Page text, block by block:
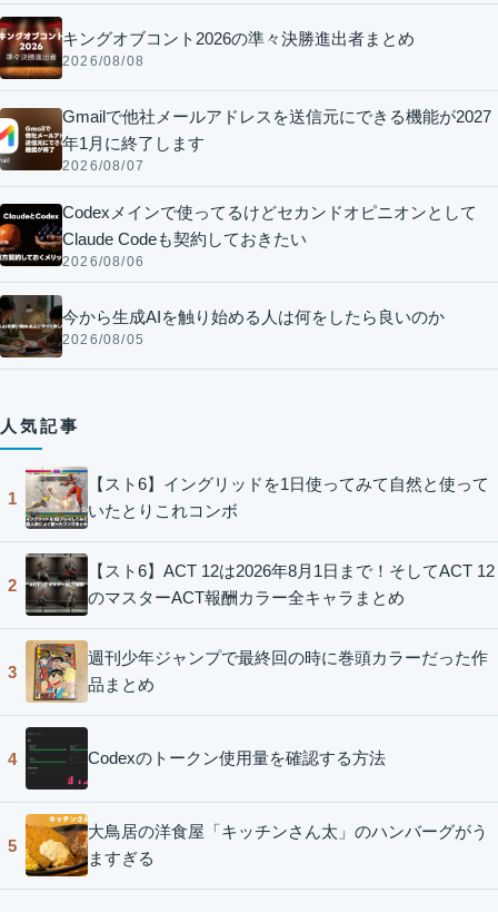
キングオブコント2026の準々決勝進出者まとめ
2026/08/08
Gmailで他社メールアドレスを送信元にできる機能が2027
年1月に終了します
2026/08/07
Codexメインで使ってるけどセカンドオピニオンとして
Claude Codeも契約しておきたい
2026/08/06
今から生成AIを触り始める人は何をしたら良いのか
2026/08/05
人気記事
1
【スト6】イングリッドを1日使ってみて自然と使って
いたとりこれコンボ
2
【スト6】ACT 12は2026年8月1日まで！そしてACT 12
のマスターACT報酬カラー全キャラまとめ
3
週刊少年ジャンプで最終回の時に巻頭カラーだった作
品まとめ
4 Codexのトークン使用量を確認する方法
5
大鳥居の洋食屋「キッチンさん太」のハンバーグがう
ますぎる